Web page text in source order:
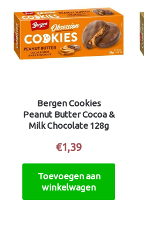
Bergen Cookies
Peanut Butter Cocoa &
Milk Chocolate 128g
€1,39
Toevoegen aan
winkelwagen